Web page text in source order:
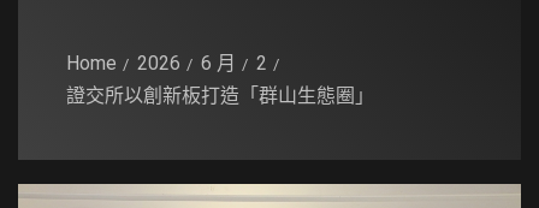
Home 2026 6 月
2
證交所以創新板打造「群山生態圈」